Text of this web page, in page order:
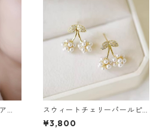
スウィートチェリーパールピ
アス：665
¥3,800